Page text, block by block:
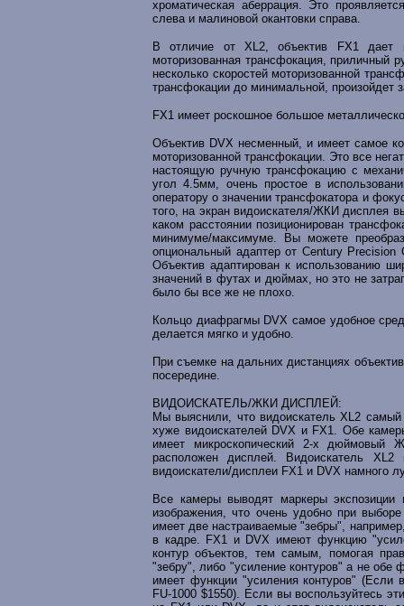
хроматическая аберрация. Это
слева и малиновой окантовки справа.
В отличие от XL2, объектив FX1 дает
моторизованная трансфокация, приличный
несколько скоростей моторизованной
трансфокации до минимальной, произойдет
FX1 имеет роскошное большое
Объектив DVX несменный, и имеет самое
моторизованной трансфокации. Это все
настоящую ручную трансфокацию с
угол 4.5мм, очень простое в
оператору о значении трансфокатора и
того, на экран видоискателя/ЖКИ дисплея
каком расстоянии позиционирован
минимуме/максимуме. Вы можете
опциональный адаптер от Century
Объектив адаптирован к использованию
значений в футах и дюймах, но это не
было бы все же не плохо.
Кольцо диафрагмы DVX самое удобное
делается мягко и удобно.
При съемке на дальних дистанциях
посередине.
ВИДОИСКАТЕЛЬ/ЖКИ ДИСПЛЕЙ:
Мы выяснили, что видоискатель XL2
хуже видоискателей DVX и FX1. Обе
имеет микроскопический 2-х дюймовый
расположен дисплей. Видоискатель
видоискатели/дисплеи FX1 и DVX намного
Все камеры выводят маркеры
изображения, что очень удобно при
имеет две настраиваемые "зебры",
в кадре. FX1 и DVX имеют функцию
контур объектов, тем самым, помогая
"зебру", либо "усиление контуров" а не обе
имеет функции "усиления контуров" (Если
FU-1000 $1550). Если вы воспользуйтесь